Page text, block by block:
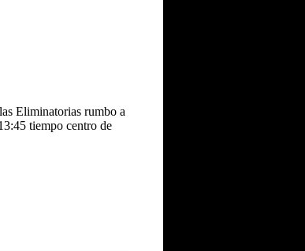
Eliminatorias rumbo a
tiempo centro de